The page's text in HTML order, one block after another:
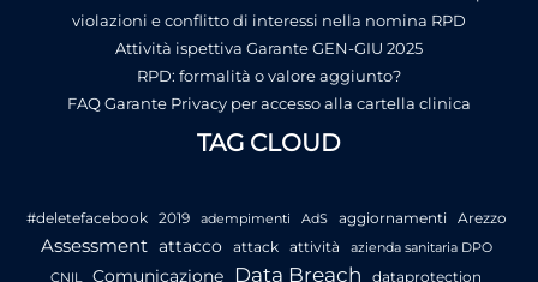
violazioni e conflitto di interessi nella nomina RPD
Attività ispettiva Garante GEN-GIU 2025
RPD: formalità o valore aggiunto?
FAQ Garante Privacy per accesso alla cartella clinica
TAG CLOUD
#deletefacebook 2019 adempimenti AdS aggiornamenti Arezzo
Assessment attacco attack attività
azienda sanitaria DPO
CNIL
Comunicazione Data Breach
dataprotection